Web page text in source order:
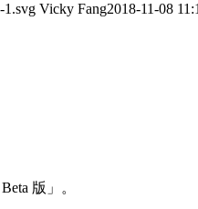
1.svg Vicky Fang2018-11-08
版」。